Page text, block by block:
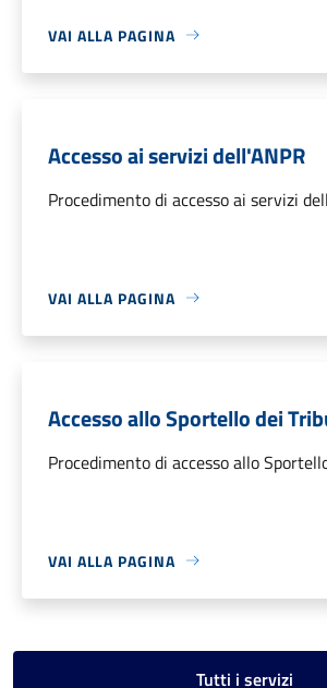
VAI ALLA PAGINA
Accesso ai servizi dell'ANPR
Procedimento di accesso ai servizi
VAI ALLA PAGINA
Accesso allo Sportello dei
Procedimento di accesso allo
VAI ALLA PAGINA
Tutti i servizi